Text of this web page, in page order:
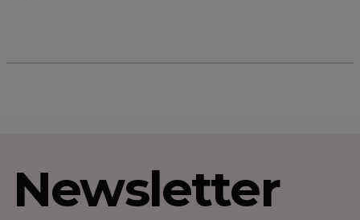
Newsletter